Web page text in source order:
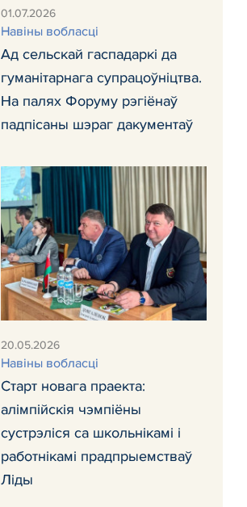
01.07.2026
Навiны вобласці
Ад сельскай гаспадаркі да
гуманітарнага супрацоўніцтва.
На палях Форуму рэгіёнаў
падпісаны шэраг дакументаў
20.05.2026
Навiны вобласці
Старт новага праекта:
алімпійскія чэмпіёны
сустрэліся са школьнікамі і
работнікамі прадпрыемстваў
Ліды